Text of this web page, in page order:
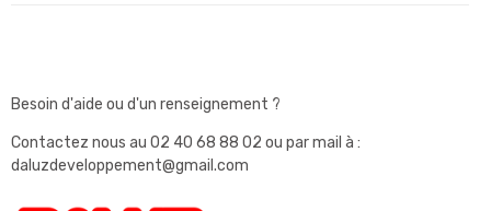
Besoin d'aide ou d'un renseignement ?
Contactez nous au 02 40 68 88 02 ou par mail à :
daluzdeveloppement@gmail.com